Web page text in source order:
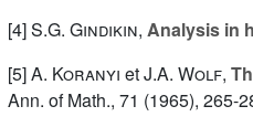
[4]S.G. Gindikin, Analysis in
[5]A. Koranyi etJ.A. Wolf,
Ann. of Math., 71 (1965), 265-